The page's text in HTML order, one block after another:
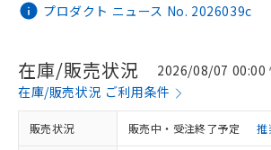
プロダクト ニュース No. 2026039c
在庫/販売状況
2026/08/07 00:00
在庫/販売状況 ご利用条件
販売状況 販売中・受注終了予定 推